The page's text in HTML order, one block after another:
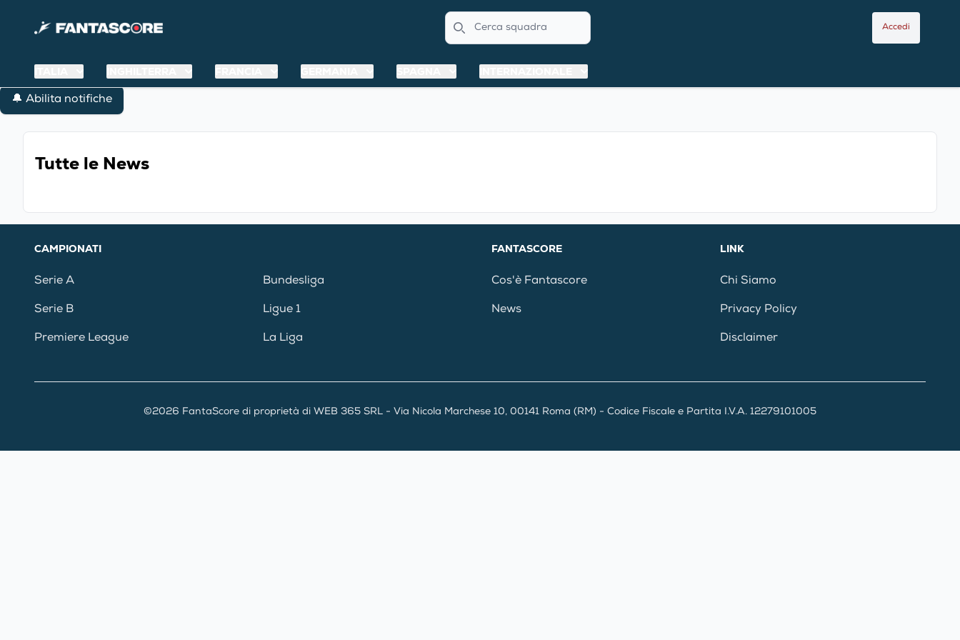
Search
Accedi
🔔 Abilita notifiche
Tutte le News
CAMPIONATI
Serie A
Serie B
Premiere League
Bundesliga
Ligue 1
La Liga
FANTASCORE
Cos'è Fantascore
News
LINK
Chi Siamo
Privacy Policy
Disclaimer
©2026 FantaScore di proprietà di WEB 365 SRL - Via Nicola Marchese 10, 00141 Roma (RM) - Codice Fiscale e Partita I.V.A. 12279101005